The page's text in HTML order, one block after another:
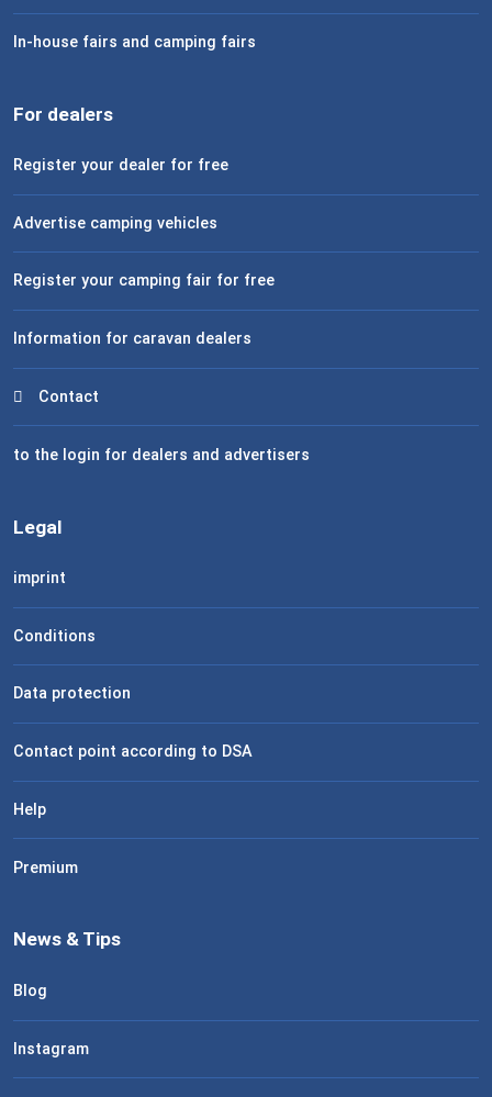
In-house fairs and camping fairs
For dealers
Register your dealer for free
Advertise camping vehicles
Register your camping fair for free
Information for caravan dealers
Contact
to the login for dealers and advertisers
Legal
imprint
Conditions
Data protection
Contact point according to DSA
Help
Premium
News & Tips
Blog
Instagram